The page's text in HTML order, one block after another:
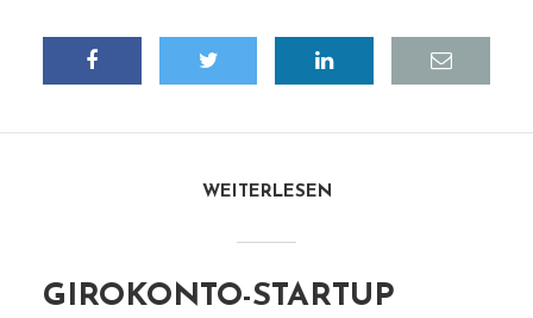
WEITERLESEN
GIROKONTO-STARTUP